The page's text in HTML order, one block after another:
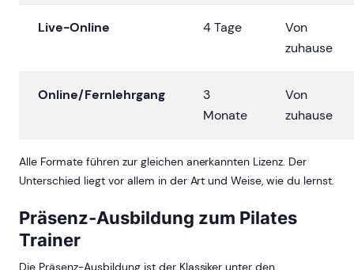
Live-Online 4 Tage
Von
zuhause
Online/Fernlehrgang
3
Monate
Von
zuhause
Alle Formate führen zur gleichen anerkannten Lizenz. Der
Unterschied liegt vor allem in der Art und Weise, wie du lernst.
Präsenz-Ausbildung zum Pilates
Trainer
Die Präsenz-Ausbildung ist der Klassiker unter den